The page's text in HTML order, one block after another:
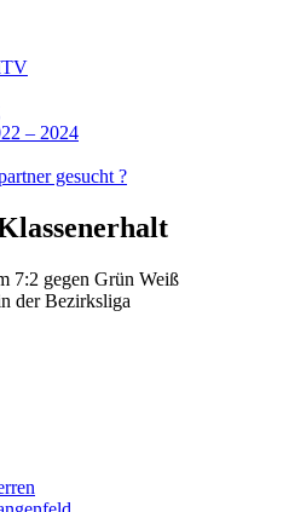
– 2024
gesucht ?
7:2 gegen Grün Weiß
der Bezirksliga